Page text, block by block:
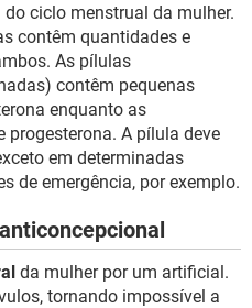
do ciclo menstrual da mulher.
contêm quantidades e
As pílulas
contêm pequenas
enquanto as
A pílula deve
em determinadas
de emergência, por exemplo.
da mulher por um artificial.
tornando impossível a